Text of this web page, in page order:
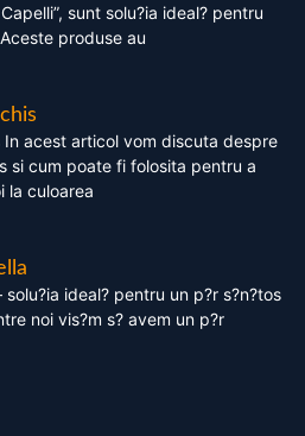
sunt solu?ia ideal? pentru
produse au
acest articol vom discuta despre
si cum poate fi folosita pentru a
la culoarea
ideal? pentru un p?r s?n?tos
noi vis?m s? avem un p?r